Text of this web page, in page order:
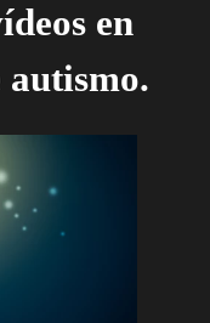
en
autismo.